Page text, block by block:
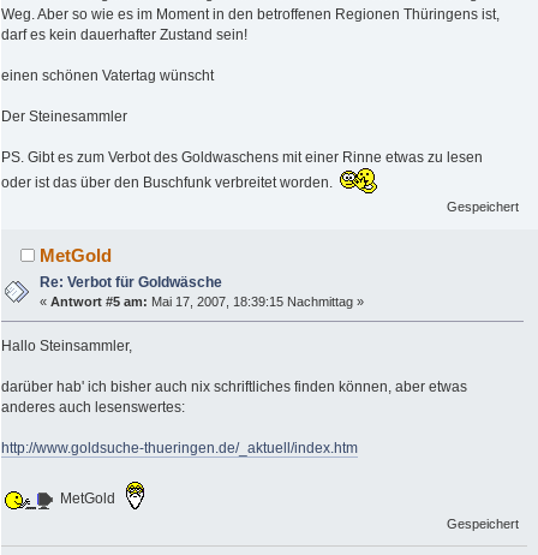
Weg. Aber so wie es im Moment in den betroffenen Regionen Thüringens ist,
darf es kein dauerhafter Zustand sein!
einen schönen Vatertag wünscht
Der Steinesammler
PS. Gibt es zum Verbot des Goldwaschens mit einer Rinne etwas zu lesen
oder ist das über den Buschfunk verbreitet worden.
Gespeichert
MetGold
Re: Verbot für Goldwäsche
«Antwort #5 am: Mai 17, 2007, 18:39:15 Nachmittag »
Hallo Steinsammler,
darüber hab' ich bisher auch nix schriftliches finden können, aber etwas
anderes auch lesenswertes:
http://www.goldsuche-thueringen.de/_aktuell/index.htm
MetGold
Gespeichert